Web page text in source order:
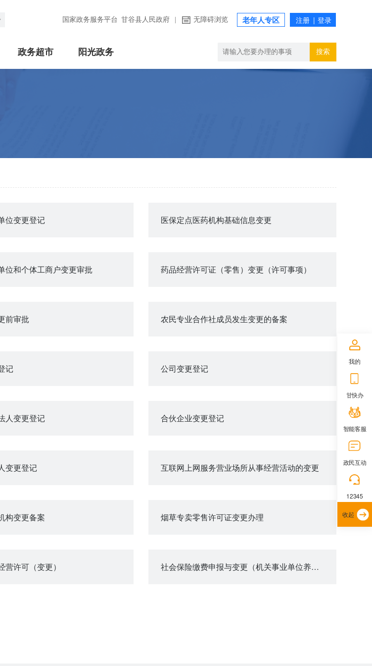
国家政务服务平台 甘谷县人民政府 无障碍浏览 老年人专区
政务超市 阳光政务 搜索
位变更登记 医保定点医药机构基础信息变更
位和个体工商户变更审批 药品经营许可证（零售）变更（许可事项）
前审批 农民专业合作社成员发生变更的备案
记 公司变更登记
人变更登记 合伙企业变更登记
变更登记 互联网上网服务营业场所从事经营活动的变更
构变更备案 烟草专卖零售许可证变更办理
营许可（变更） 社会保险缴费申报与变更（机关事业单位养老保险）
我的
甘快办
智能客服
政民互动
12345
收起